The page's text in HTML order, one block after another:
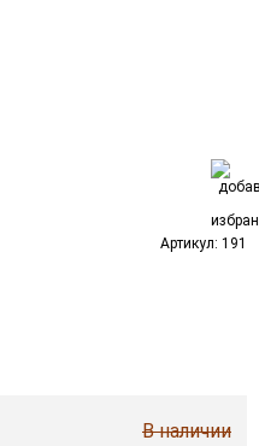
Артикул: 191
В наличии